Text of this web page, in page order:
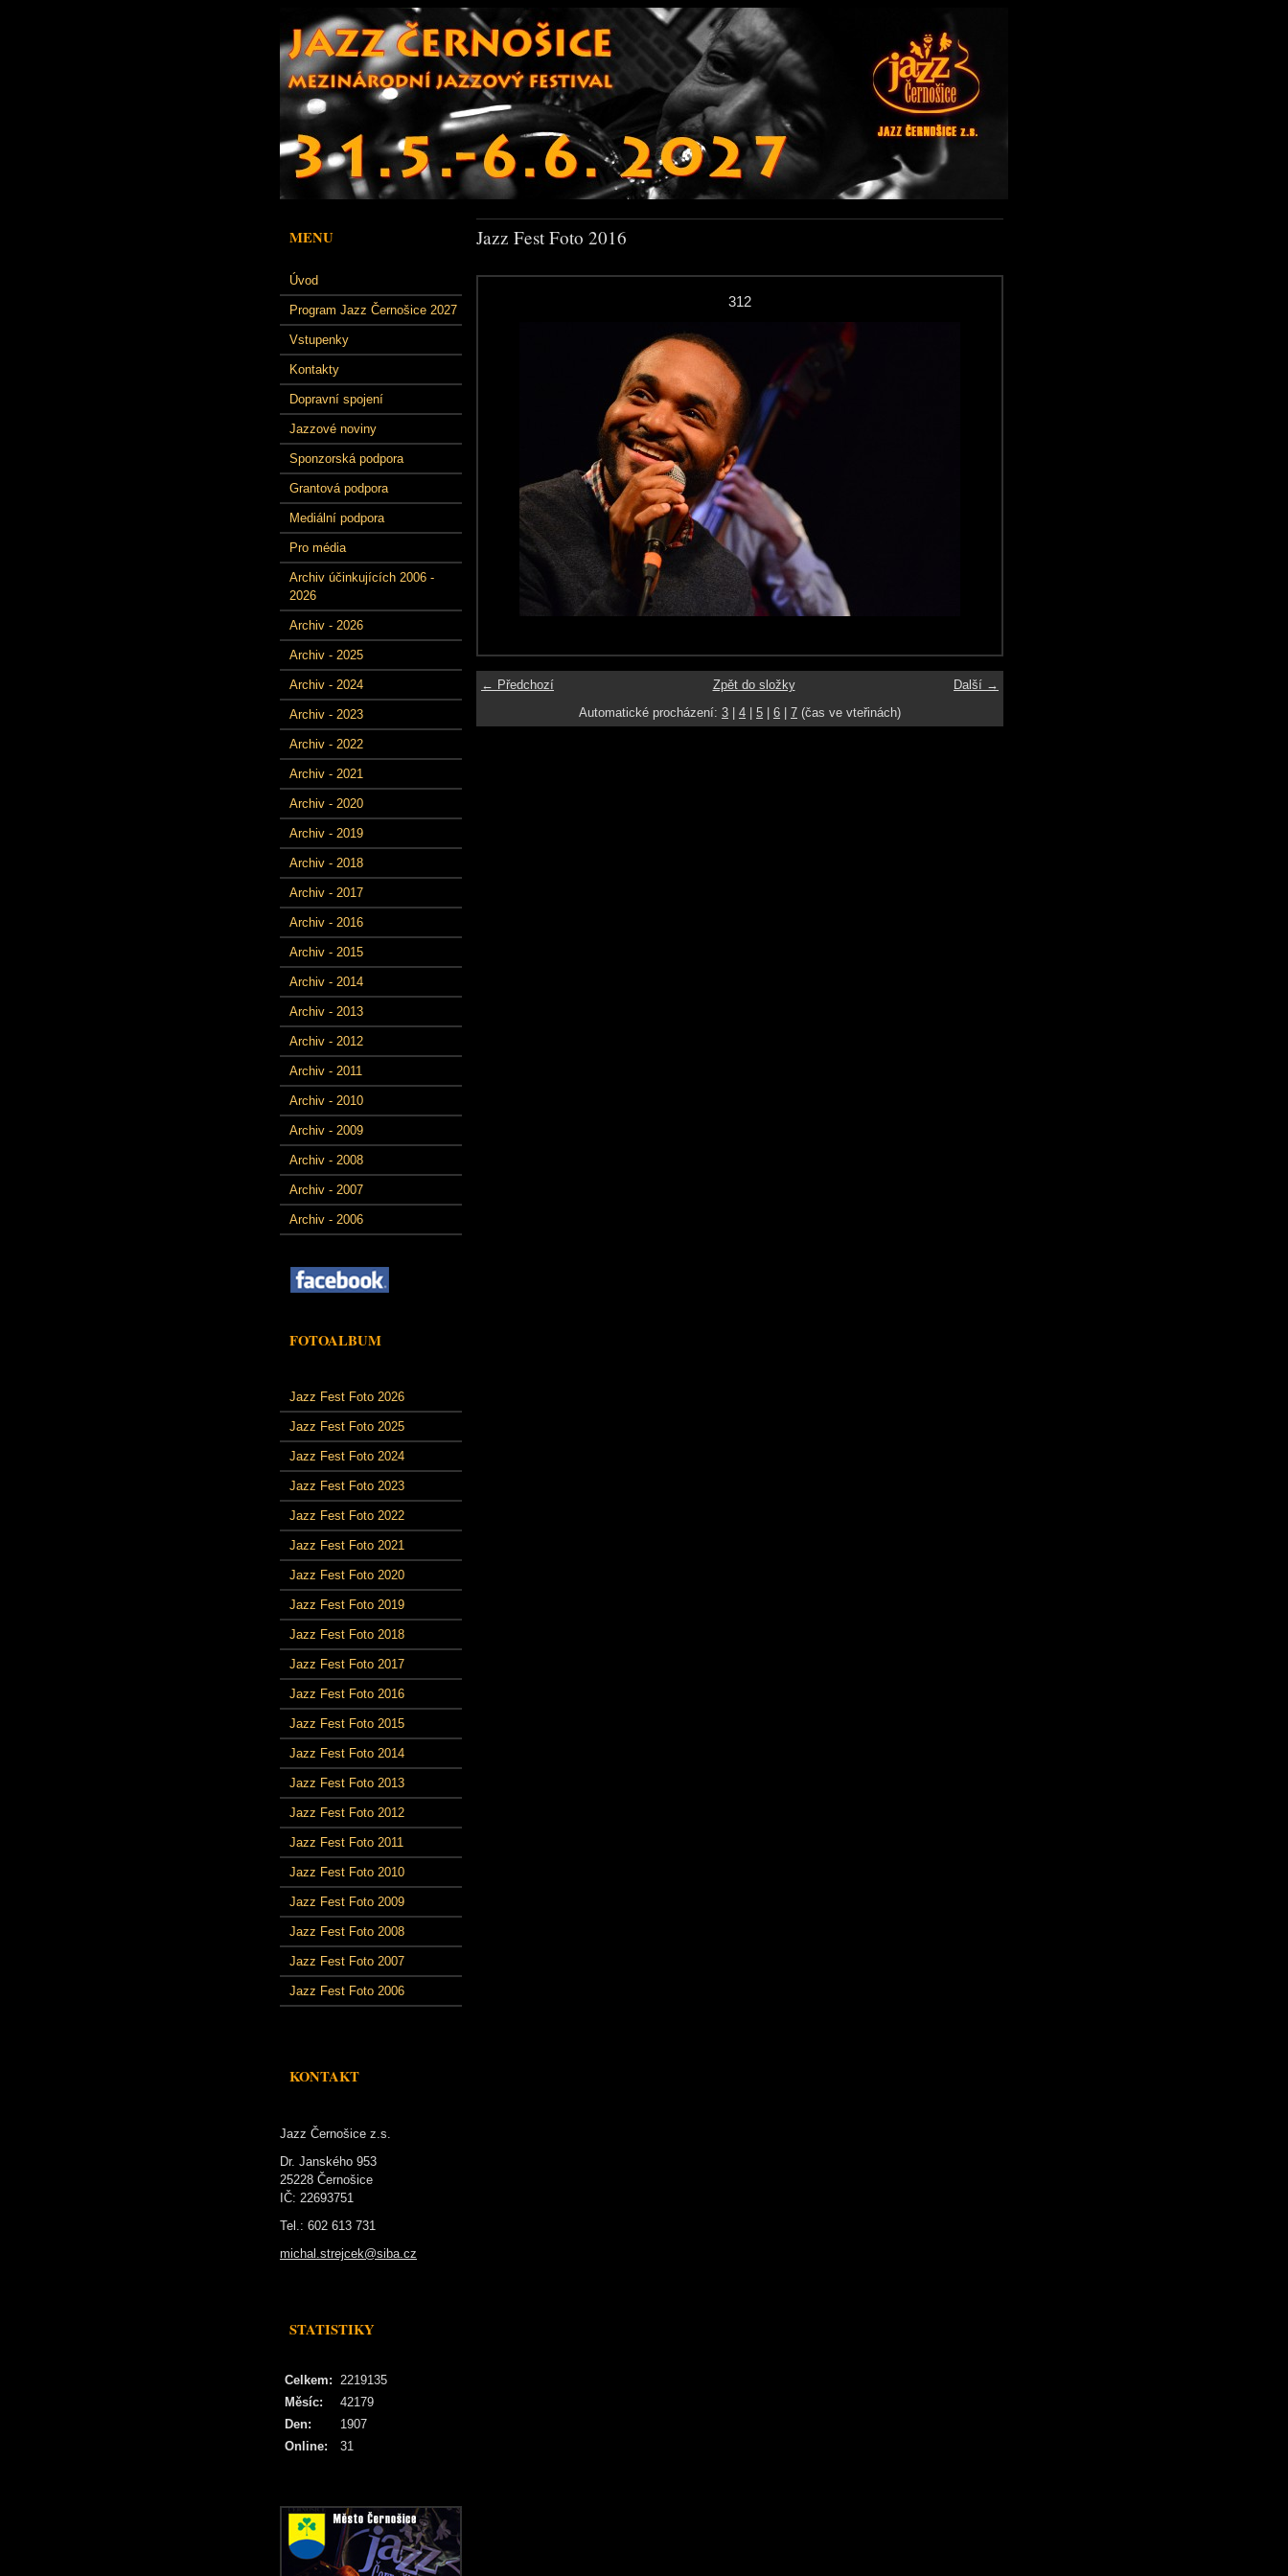
MENU
Úvod
Program Jazz Černošice 2027
Vstupenky
Kontakty
Dopravní spojení
Jazzové noviny
Sponzorská podpora
Grantová podpora
Mediální podpora
Pro média
Archiv účinkujících 2006 -
2026
Archiv - 2026
Archiv - 2025
Archiv - 2024
Archiv - 2023
Archiv - 2022
Archiv - 2021
Archiv - 2020
Archiv - 2019
Archiv - 2018
Archiv - 2017
Archiv - 2016
Archiv - 2015
Archiv - 2014
Archiv - 2013
Archiv - 2012
Archiv - 2011
Archiv - 2010
Archiv - 2009
Archiv - 2008
Archiv - 2007
Archiv - 2006
FOTOALBUM
Jazz Fest Foto 2026
Jazz Fest Foto 2025
Jazz Fest Foto 2024
Jazz Fest Foto 2023
Jazz Fest Foto 2022
Jazz Fest Foto 2021
Jazz Fest Foto 2020
Jazz Fest Foto 2019
Jazz Fest Foto 2018
Jazz Fest Foto 2017
Jazz Fest Foto 2016
Jazz Fest Foto 2015
Jazz Fest Foto 2014
Jazz Fest Foto 2013
Jazz Fest Foto 2012
Jazz Fest Foto 2011
Jazz Fest Foto 2010
Jazz Fest Foto 2009
Jazz Fest Foto 2008
Jazz Fest Foto 2007
Jazz Fest Foto 2006
KONTAKT
Jazz Černošice z.s.
Dr. Janského 953
25228 Černošice
IČ: 22693751
Tel.: 602 613 731
michal.strejcek@siba.cz
STATISTIKY
Online: 31
Celkem: 2219135
Měsíc:
42179
Den:
1907
Jazz Fest Foto 2016
312
← Předchozí Další →
Zpět do složky
Automatické procházení: 3 4 5 6 7 (čas ve vteřinách)